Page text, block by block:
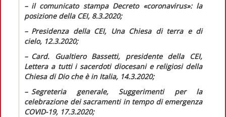
– il comunicato stampaDecreto «coronavirus»: la
posizione della CEI, 8.3.2020;
– Presidenza della CEI, Una Chiesa di terra e di
cielo, 12.3.2020;
– Card. Gualtiero Bassetti, presidente della CEI,
Lettera a tutti i sacerdoti diocesani e religiosi della
Chiesa di Dio che è in Italia, 14.3.2020;
– Segreteria generale, Suggerimenti per la
celebrazione dei sacramenti in tempo di emergenza
COVID-19, 17.3.2020;